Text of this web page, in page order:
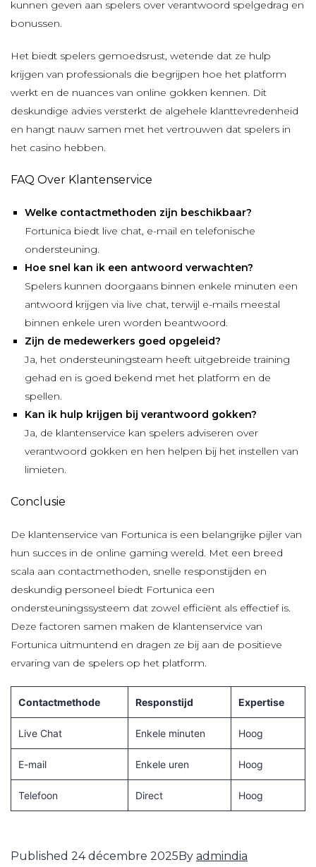
kunnen geven aan spelers over verantwoord spelgedrag en
bonussen.
Het biedt spelers gemoedsrust, wetende dat ze hulp
krijgen van professionals die begrijpen hoe het platform
werkt en de nuances van online gokken kennen. Dit
deskundige advies versterkt de algehele klanttevredenheid
en hangt nauw samen met het vertrouwen dat spelers in
het casino hebben.
FAQ Over Klantenservice
Welke contactmethoden zijn beschikbaar?
Fortunica biedt live chat, e-mail en telefonische
ondersteuning.
Hoe snel kan ik een antwoord verwachten?
Spelers kunnen doorgaans binnen enkele minuten een
antwoord krijgen via live chat, terwijl e-mails meestal
binnen enkele uren worden beantwoord.
Zijn de medewerkers goed opgeleid?
Ja, het ondersteuningsteam heeft uitgebreide training
gehad en is goed bekend met het platform en de
spellen.
Kan ik hulp krijgen bij verantwoord gokken?
Ja, de klantenservice kan spelers adviseren over
verantwoord gokken en hen helpen bij het instellen van
limieten.
Conclusie
De klantenservice van Fortunica is een belangrijke pijler van
hun succes in de online gaming wereld. Met een breed
scala aan contactmethoden, snelle responstijden en
deskundig personeel biedt Fortunica een
ondersteuningssysteem dat zowel efficiënt als effectief is.
Deze factoren samen maken de klantenservice van
Fortunica uitmuntend en dragen ze bij aan de positieve
ervaring van de spelers op het platform.
Contactmethode Responstijd Expertise
Live Chat Enkele minuten Hoog
E-mail Enkele uren Hoog
Telefoon Direct Hoog
Published 24 décembre 2025By admindia